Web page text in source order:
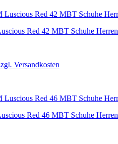
Red 42 MBT Schuhe Herren
Versandkosten
Red 46 MBT Schuhe Herren